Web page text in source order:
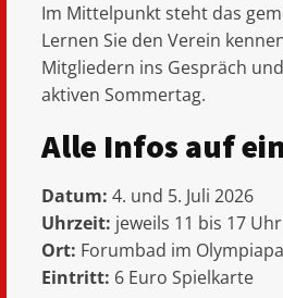
Im Mittelpunkt steht das
Lernen Sie den Verein
Mitgliedern ins Gespräch
aktiven Sommertag.
Alle Infos auf
Datum: 4. und 5. Juli 2026
Uhrzeit: jeweils 11 bis 17 Uhr
Ort: Forumbad im
Eintritt: 6 Euro Spielkarte